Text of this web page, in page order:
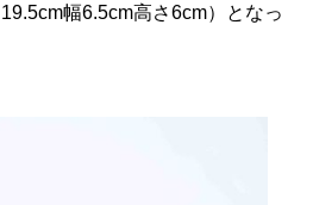
幅6.5cm高さ6cm）となっ